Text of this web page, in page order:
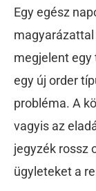
Egy egész
magyarázattal
megjelent
egy új order
probléma. A
vagyis az
jegyzék rossz
ügyleteket a